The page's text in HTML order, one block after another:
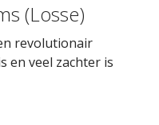
(Losse)
revolutionair
en veel zachter is